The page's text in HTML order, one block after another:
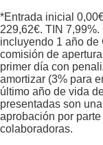
*Entrada inicial 0,00
229,62€. TIN 7,99%.
incluyendo 1 año de
comisión de
primer día con
amortizar (3% para
último año de vida
presentadas son
aprobación por
colaboradoras.